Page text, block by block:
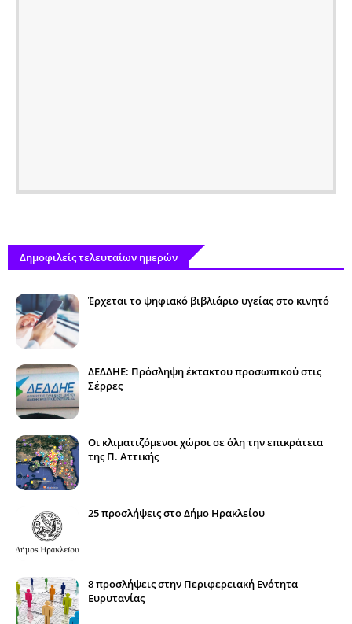
Δημοφιλείς τελευταίων ημερών
Έρχεται το ψηφιακό βιβλιάριο υγείας στο κινητό
ΔΕΔΔΗΕ: Πρόσληψη έκτακτου προσωπικού στις
Σέρρες
Οι κλιματιζόμενοι χώροι σε όλη την επικράτεια
της Π. Αττικής
25 προσλήψεις στο Δήμο Ηρακλείου
8 προσλήψεις στην Περιφερειακή Ενότητα
Ευρυτανίας